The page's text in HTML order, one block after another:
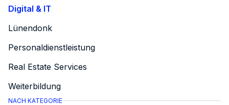
Digital & IT
Lünendonk
Personaldienstleistung
Real Estate Services
Weiterbildung
NACH KATEGORIE